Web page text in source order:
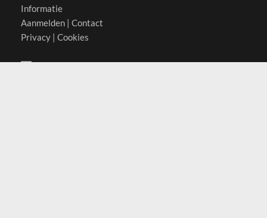
Informatie
Aanmelden | Contact
Privacy | Cookies
Actief in